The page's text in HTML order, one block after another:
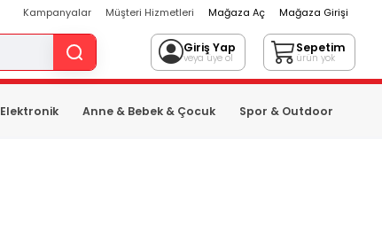
Kampanyalar Müşteri Hizmetleri Mağaza Aç Mağaza Girişi
Giriş Yap
veya üye ol
Sepetim
ürün yok
Elektronik Anne & Bebek & Çocuk Spor & Outdoor